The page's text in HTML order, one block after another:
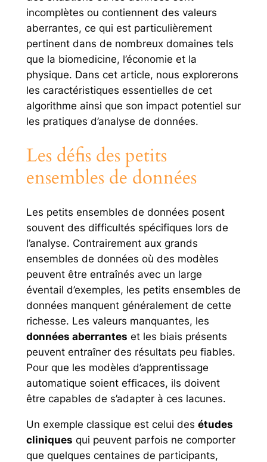
incomplètes ou contiennent des valeurs
aberrantes, ce qui est particulièrement
pertinent dans de nombreux domaines tels
que la biomedicine, l’économie et la
physique. Dans cet article, nous explorerons
les caractéristiques essentielles de cet
algorithme ainsi que son impact potentiel sur
les pratiques d’analyse de données.
Les défis des petits
ensembles de données
Les petits ensembles de données posent
souvent des difficultés spécifiques lors de
l’analyse. Contrairement aux grands
ensembles de données où des modèles
peuvent être entraînés avec un large
éventail d’exemples, les petits ensembles de
données manquent généralement de cette
richesse. Les valeurs manquantes, les
données aberrantes et les biais présents
peuvent entraîner des résultats peu fiables.
Pour que les modèles d’apprentissage
automatique soient efficaces, ils doivent
être capables de s’adapter à ces lacunes.
Un exemple classique est celui des études
cliniques qui peuvent parfois ne comporter
que quelques centaines de participants,